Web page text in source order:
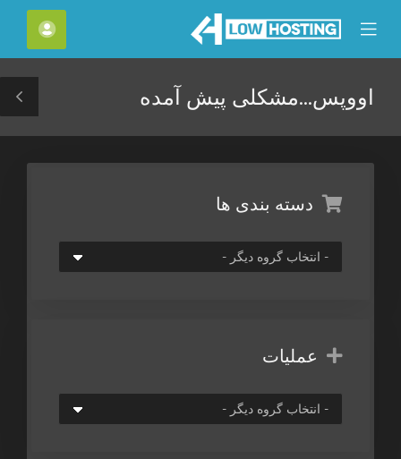
Mobile
Menu
اووپس...مشکلی پیش آمده
دسته بندی ها
عملیات